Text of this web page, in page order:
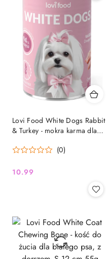
Lovi Food White Dogs Rabbit
& Turkey - mokra karma dla
indykiem, cukinią i
(0)
Cena:
10.99